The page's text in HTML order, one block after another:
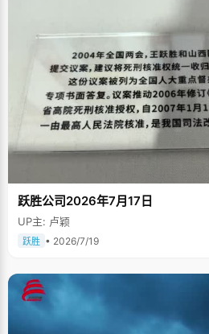
跃胜公司2026年7月17日
UP主: 卢颖
跃胜 • 2026/7/19